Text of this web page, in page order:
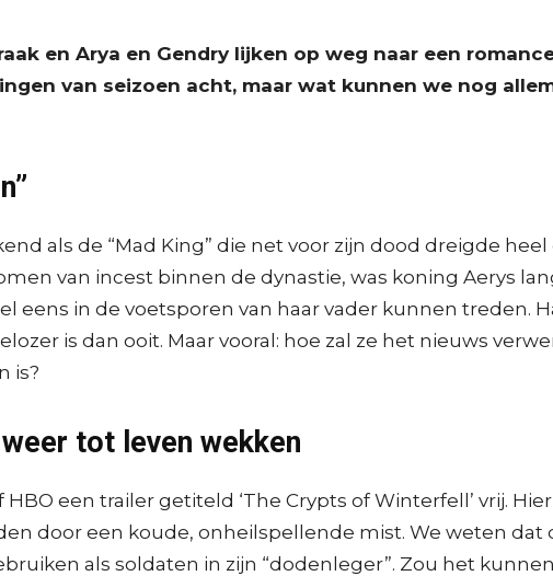
en Arya en Gendry lijken op weg naar een
van seizoen acht, maar wat kunnen we nog
als de “Mad King” die net voor zijn dood dreigde
van incest binnen de dynastie, was koning Aerys
eens in de voetsporen van haar vader kunnen
is dan ooit. Maar vooral: hoe zal ze het nieuws
is?
tot leven wekken
een trailer getiteld ‘The Crypts of Winterfell’ vrij.
door een koude, onheilspellende mist. We weten
als soldaten in zijn “dodenleger”. Zou het